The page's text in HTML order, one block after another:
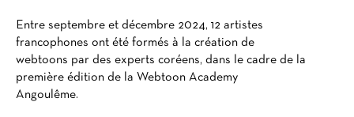
Entre septembre et décembre 2024, 12 artistes
francophones ont été formés à la création de
webtoons par des experts coréens, dans le cadre de la
première édition de la Webtoon Academy
Angoulême.